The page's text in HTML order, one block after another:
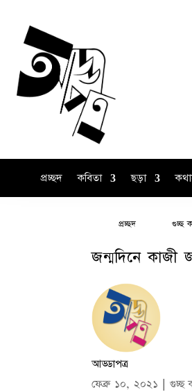
প্রচ্ছদ কবিতা ছড়া
প্রচ্ছদ গুচ্ছ
জন্মদিনে
আড্ডাপত্র
ফেব্রু ১০, ২০২১
গুচ্ছ